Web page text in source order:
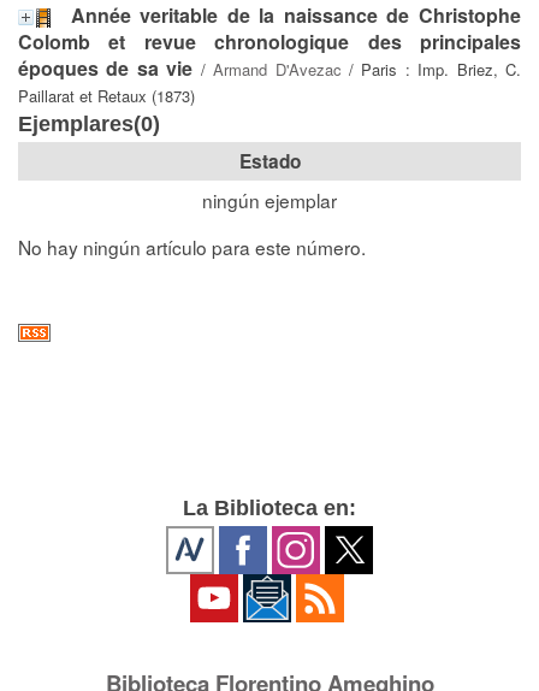
Année veritable de la naissance de Christophe
Colomb et revue chronologique des principales
époques de sa vie /Armand D'Avezac / Paris : Imp. Briez, C.
Paillarat et Retaux (1873)
Ejemplares(0)
Estado
ningún ejemplar
No hay ningún artículo para este número.
La Biblioteca en:
Biblioteca Florentino Ameghino